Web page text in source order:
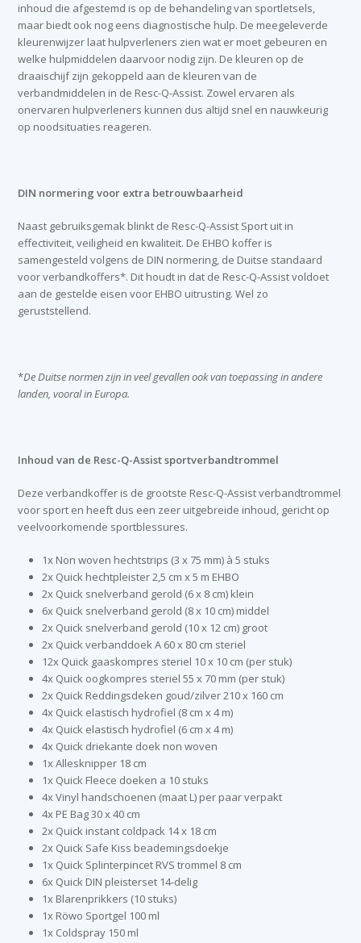
inhoud die afgestemd is op de behandeling van sportletsels,
maar biedt ook nog eens diagnostische hulp. De meegeleverde
kleurenwijzer laat hulpverleners zien wat er moet gebeuren en
welke hulpmiddelen daarvoor nodig zijn. De kleuren op de
draaischijf zijn gekoppeld aan de kleuren van de
verbandmiddelen in de Resc-Q-Assist. Zowel ervaren als
onervaren hulpverleners kunnen dus altijd snel en nauwkeurig
op noodsituaties reageren.
DIN normering voor extra betrouwbaarheid
Naast gebruiksgemak blinkt de Resc-Q-Assist Sport uit in
effectiviteit, veiligheid en kwaliteit. De EHBO koffer is
samengesteld volgens de DIN normering, de Duitse standaard
voor verbandkoffers*. Dit houdt in dat de Resc-Q-Assist voldoet
aan de gestelde eisen voor EHBO uitrusting. Wel zo
geruststellend.
*DeDuitse normen zijn in veel gevallen ook van toepassing in andere
landen, vooral in Europa.
Inhoud van de Resc-Q-Assist sportverbandtrommel
Deze verbandkoffer is de grootste Resc-Q-Assist verbandtrommel
voor sport en heeft dus een zeer uitgebreide inhoud, gericht op
veelvoorkomende sportblessures.
1x Non woven hechtstrips (3 x 75 mm) à 5 stuks
2x Quick hechtpleister 2,5 cm x 5 m EHBO
2x Quick snelverband gerold (6 x 8 cm) klein
6x Quick snelverband gerold (8 x 10 cm) middel
2x Quick snelverband gerold (10 x 12 cm) groot
2x Quick verbanddoek A 60 x 80 cm steriel
12x Quick gaaskompres steriel 10 x 10 cm (per stuk)
4x Quick oogkompres steriel 55 x 70 mm (per stuk)
2x Quick Reddingsdeken goud/zilver 210 x 160 cm
4x Quick elastisch hydrofiel (8 cm x 4 m)
4x Quick elastisch hydrofiel (6 cm x 4 m)
4x Quick driekante doek non woven
1x Allesknipper 18 cm
1x Quick Fleece doeken a 10 stuks
4x Vinyl handschoenen (maat L) per paar verpakt
4x PE Bag 30 x 40 cm
2x Quick instant coldpack 14 x 18 cm
2x Quick Safe Kiss beademingsdoekje
1x Quick Splinterpincet RVS trommel 8 cm
6x Quick DIN pleisterset 14-delig
1x Blarenprikkers (10 stuks)
1x Röwo Sportgel 100 ml
1x Coldspray 150 ml